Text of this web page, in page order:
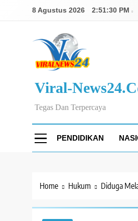
8 Agustus 2026 2:51:31 PM
Viral-
Tegas Dan Terpercaya
PENDIDIKAN
Home Hukum Diduga